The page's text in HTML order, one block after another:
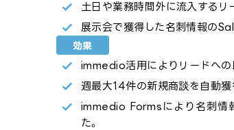
土日や業務時間外に流入するリ
展示会で獲得した名刺情報の
効果
immedio活用によりリードへの
週最大14件の新規商談を自動獲
immedio Formsにより名刺情
た。